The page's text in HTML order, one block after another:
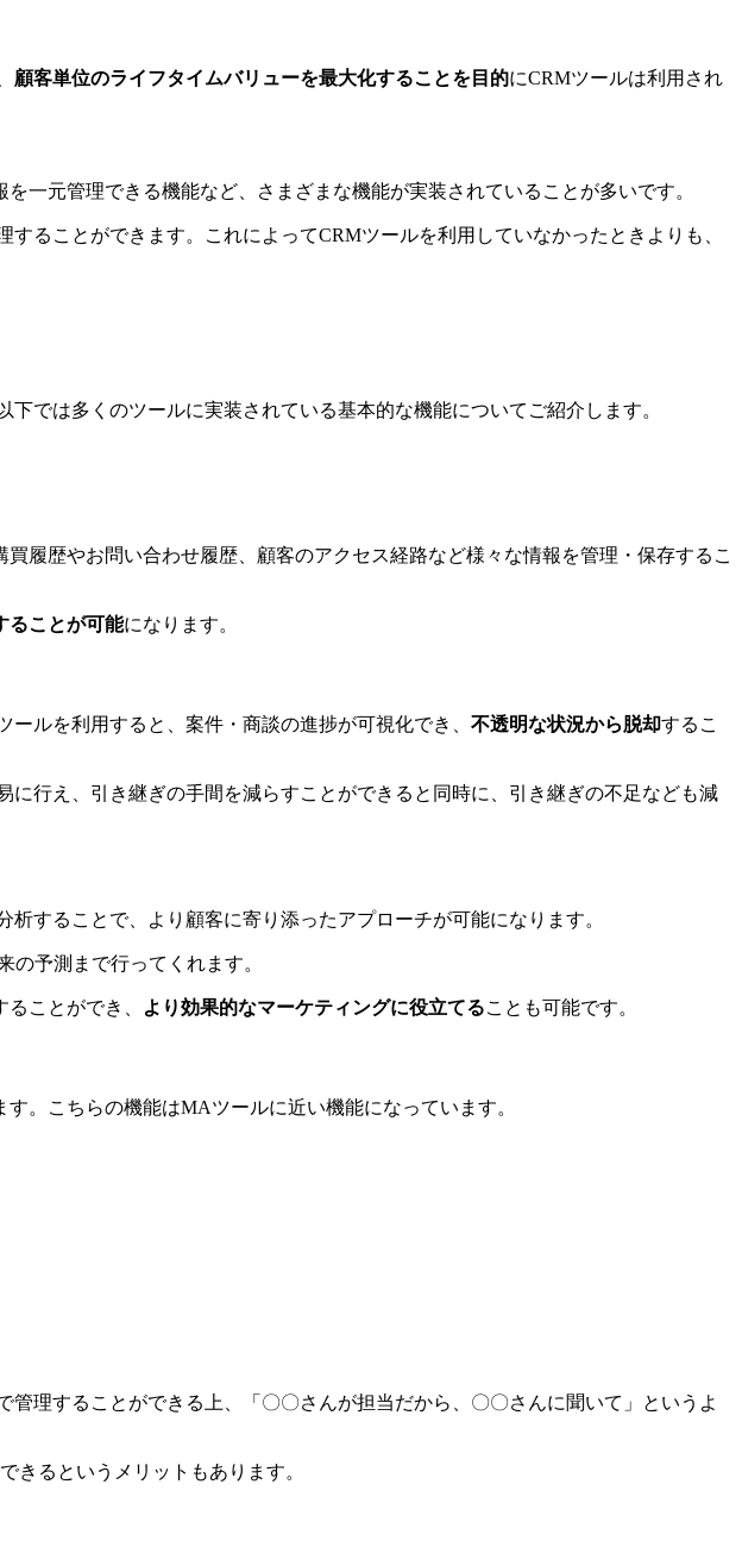
顧客単位のライフタイムバリューを最大化することを目的にCRMツールは利用され
一元管理できる機能など、さまざまな機能が実装されていることが多いです。
ることができます。これによってCRMツールを利用していなかったときよりも、
では多くのツールに実装されている基本的な機能についてご紹介します。
履歴やお問い合わせ履歴、顧客のアクセス経路など様々な情報を管理・保存するこ
ることが可能になります。
ルを利用すると、案件・商談の進捗が可視化でき、 不透明な状況から脱却するこ
行え、引き継ぎの手間を減らすことができると同時に、引き継ぎの不足なども減
することで、より顧客に寄り添ったアプローチが可能になります。
予測まで行ってくれます。
ことができ、 より効果的なマーケティングに役立てることも可能です。
。こちらの機能はMAツールに近い機能になっています。
理することができる上、「〇〇さんが担当だから、〇〇さんに聞いて」というよ
きるというメリットもあります。